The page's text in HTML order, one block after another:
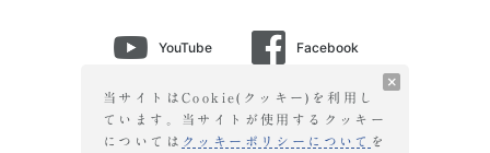
YouTube Facebook
Instagram LINE
当サイトはCookie(クッキー)を利用し
ています。当サイトが使用する クッキー
については クッキーポリシーについて を